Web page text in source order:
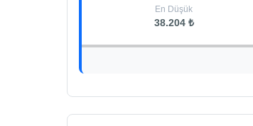
En Düşük
38.204 ₺